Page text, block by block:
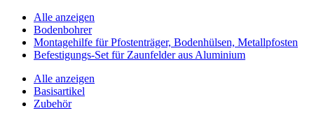
Alle anzeigen
Bodenbohrer
Montagehilfe für Pfostenträger, Bodenhülsen, Metallpfosten
Befestigungs-Set für Zaunfelder aus Aluminium
Alle anzeigen
Basisartikel
Zubehör